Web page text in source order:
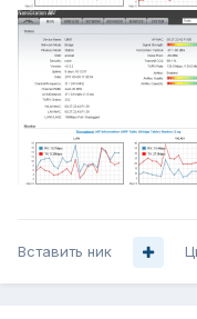
Вставить ник